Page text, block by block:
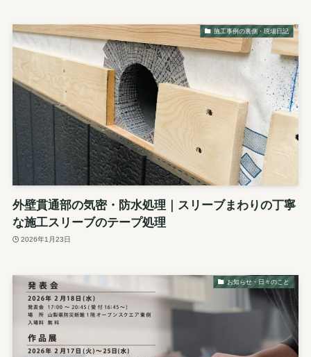
施工事例の裏側・現場日記
外壁貫通部の気密・防水処理｜スリーブまわりの丁寧
な施工スリーブのテープ処理
2026年1月23日
お知らせ・日々のこと